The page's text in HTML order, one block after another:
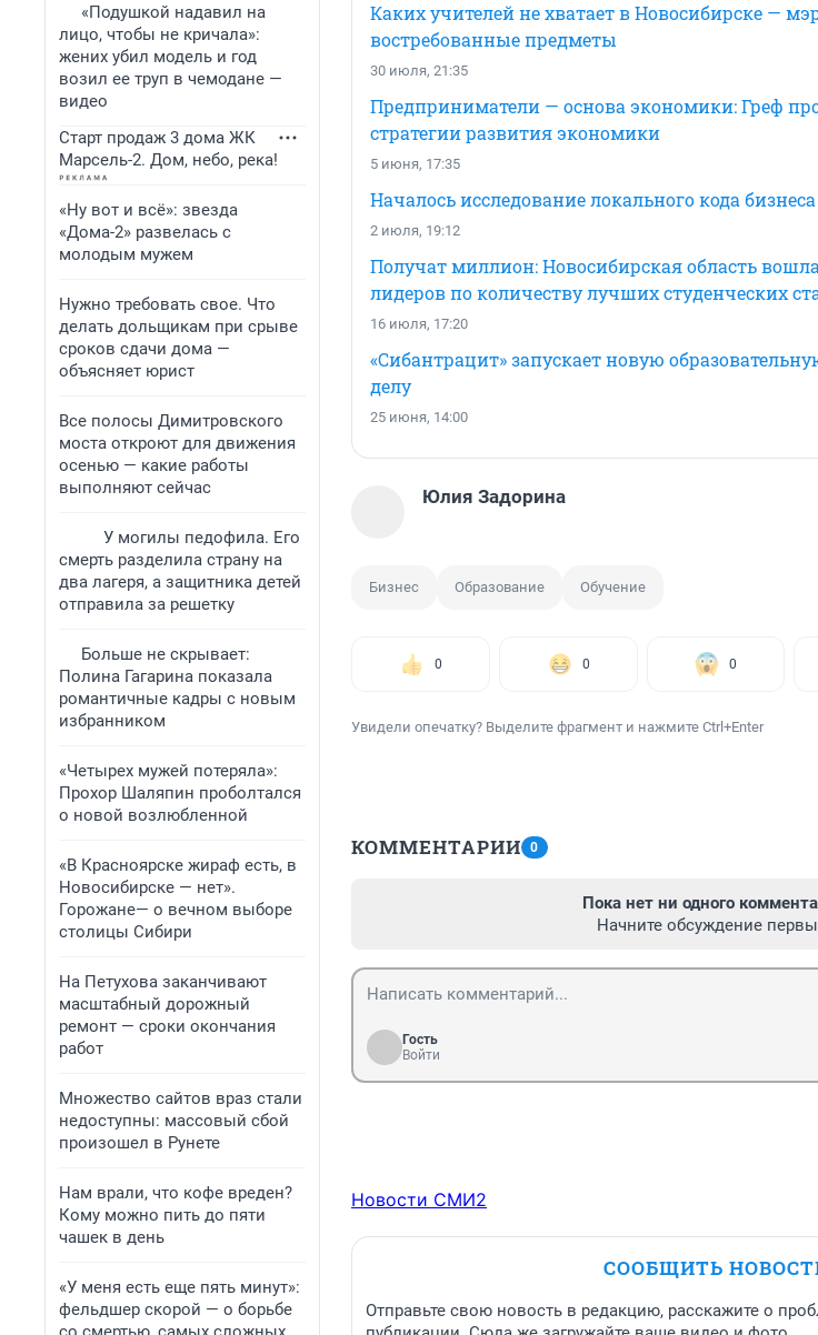
«Подушкой надавил на
лицо, чтобы не кричала»:
жених убил модель и год
возил ее труп в чемодане —
видео
Старт продаж 3 дома ЖК
Марсель-2. Дом, небо, река!
«Ну вот и всё»: звезда
«Дома-2» развелась с
молодым мужем
Нужно требовать свое. Что
делать дольщикам при срыве
сроков сдачи дома —
объясняет юрист
Все полосы Димитровского
моста откроют для движения
осенью — какие работы
выполняют сейчас
У могилы педофила. Его
смерть разделила страну на
два лагеря, а защитника детей
отправила за решетку
Больше не скрывает:
Полина Гагарина показала
романтичные кадры с новым
избранником
«Четырех мужей потеряла»:
Прохор Шаляпин проболтался
о новой возлюбленной
«В Красноярске жираф есть, в
Новосибирске — нет».
Горожане— о вечном выборе
столицы Сибири
На Петухова заканчивают
масштабный дорожный
ремонт — сроки окончания
работ
Множество сайтов враз стали
недоступны: массовый сбой
произошел в Рунете
Нам врали, что кофе вреден?
Кому можно пить до пяти
чашек в день
«У меня есть еще пять минут»:
фельдшер скорой — о борьбе
Каких учителей не хватает в Новосибирске —
востребованные предметы
30 июля, 21:35
Предприниматели — основа экономики: Греф
стратегии развития экономики
5 июня, 17:35
Началось исследование локального кода
2 июля, 19:12
Получат миллион: Новосибирская область
лидеров по количеству лучших студенческих
16 июля, 17:20
«Сибантрацит» запускает новую
делу
25 июня, 14:00
Юлия Задорина
Бизнес Образование Обучение
0 0 0
Увидели опечатку? Выделите фрагмент и нажмите Ctrl+Enter
КОММЕНТАРИИ 0
Пока нет ни одного
Начните обсуждение
Гость
Войти
Новости СМИ2
СООБЩИТЬ
Отправьте свою новость в редакцию, расскажите о